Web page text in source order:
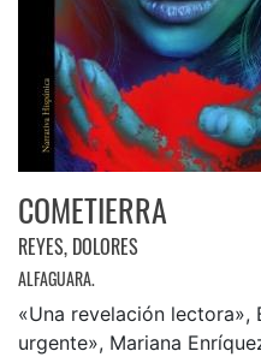
COMETIERRA
REYES, DOLORES
ALFAGUARA.
«Una revelación lectora»,
urgente», Mariana